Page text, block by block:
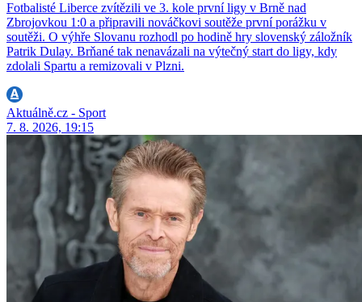
Fotbalisté Liberce zvítězili ve 3. kole první ligy v Brně nad
Zbrojovkou 1:0 a připravili nováčkovi soutěže první porážku v
soutěži. O výhře Slovanu rozhodl po hodině hry slovenský záložník
Patrik Dulay. Brňané tak nenavázali na výtečný start do ligy, kdy
zdolali Spartu a remizovali v Plzni.
Aktuálně.cz - Sport
7. 8. 2026, 19:15